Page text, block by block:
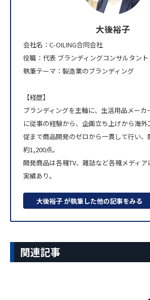
大後裕子
会社名：C-OILING合同会社
役職：代表 ブランディングコンサルタント
執筆テーマ：製造業のブランディング
【経歴】
ブランディングを主軸に、生活用品メーカ
に従事の経験から、企画立ち上げから海
促まで商品開発のゼロから一貫して行い
約1,200点。
開発商品は各種TV、雑誌など各種メディ
実績あり。
大後裕子 が執筆した他の記事をみる
関連記事